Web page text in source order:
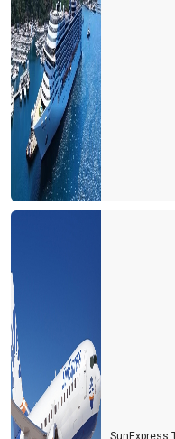
Turizmcinin 2022 için en
Turizm çalışanı sektörden
Turizmci yerli turiste ayrı
Türk de olsa yabancı da
2021 yılında turizmde
Bulgaristan'da turist olmak
Turizmde umutlar temmuz
Turisti mi çalışanlardan,
Usulca turistin yanına